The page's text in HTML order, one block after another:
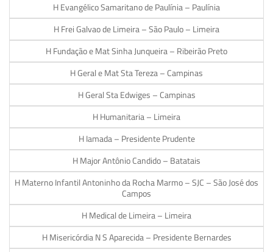
H Evangélico Samaritano de Paulínia – Paulínia
H Frei Galvao de Limeira – São Paulo – Limeira
H Fundação e Mat Sinha Junqueira – Ribeirão Preto
H Geral e Mat Sta Tereza – Campinas
H Geral Sta Edwiges – Campinas
H Humanitaria – Limeira
H Iamada – Presidente Prudente
H Major Antônio Candido – Batatais
H Materno Infantil Antoninho da Rocha Marmo – SJC – São José dos
Campos
H Medical de Limeira – Limeira
H Misericórdia N S Aparecida – Presidente Bernardes